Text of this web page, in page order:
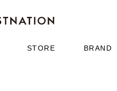
STORE BRAND